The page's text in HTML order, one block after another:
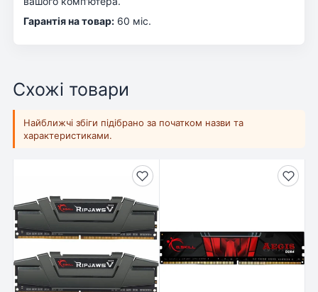
Гарантія на товар: 60 міс.
Схожі товари
Найближчі збіги підібрано за початком назви та
характеристиками.